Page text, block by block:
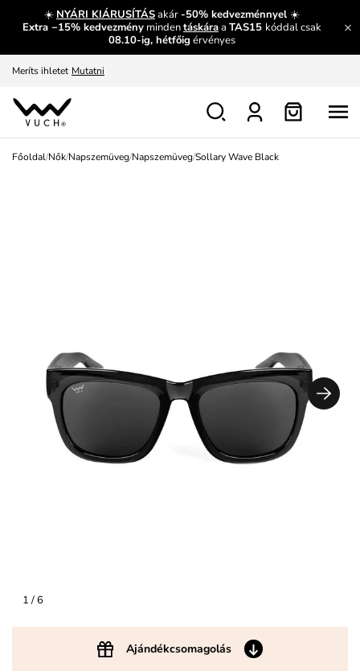
☀️ NYÁRI KIÁRUSÍTÁSakár-50% kedvezménnyel ☀️
Extra −15% kedvezmény mindentáskáraa TAS15 kóddal csak
08.10-ig, hétfőig érvényes
És mi az, amit máshol nem lehet megtudni?
Fedezze fel velünk az újdonságokat. Megtekintés
Meríts ihletet Mutatni
Ingyenes csere és visszaküldés
Főoldal/Nők/Napszemüveg/Napszemüveg/Sollary Wave Black
1/ 6
Ajándékcsomagolás